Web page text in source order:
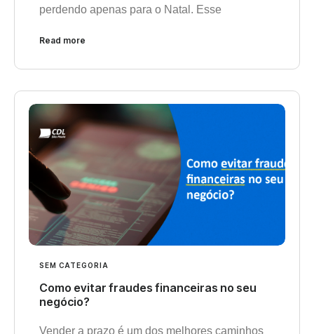
perdendo apenas para o Natal. Esse
Read more
SEM CATEGORIA
Como evitar fraudes financeiras no seu
negócio?
Vender a prazo é um dos melhores caminhos